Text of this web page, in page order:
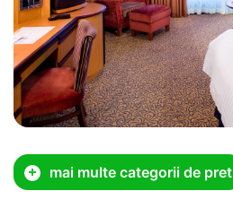
mai multe categorii de pret